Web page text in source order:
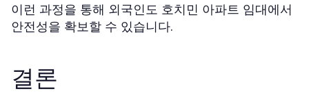
이런 과정을 통해 외국인도 호치민 아파트 임대에서
안전성을 확보할 수 있습니다.
결론